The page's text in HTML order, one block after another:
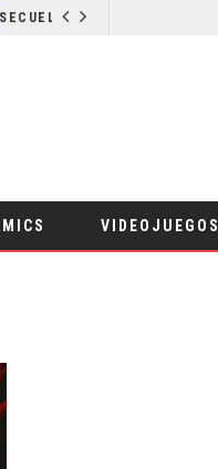
VIDEOJUEGOS